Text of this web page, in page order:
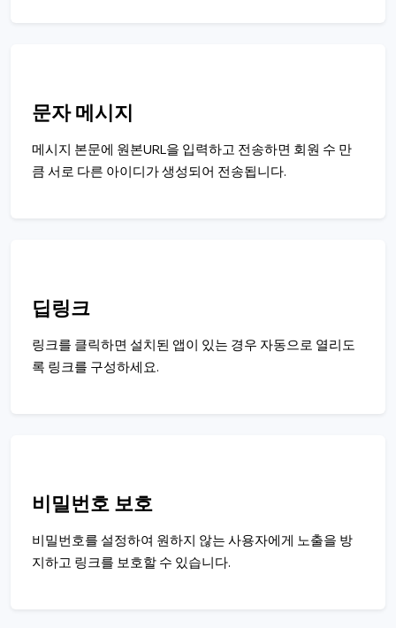
문자 메시지
메시지 본문에 원본URL을 입력하고 전송하면 회원 수 만
큼 서로 다른 아이디가 생성되어 전송됩니다.
딥링크
링크를 클릭하면 설치된 앱이 있는 경우 자동으로 열리도
록 링크를 구성하세요.
비밀번호 보호
비밀번호를 설정하여 원하지 않는 사용자에게 노출을 방
지하고 링크를 보호할 수 있습니다.